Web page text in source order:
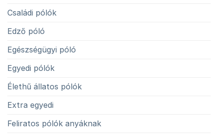
Családi pólók
Edző póló
Egészségügyi póló
Egyedi pólók
Élethű állatos pólók
Extra egyedi
Feliratos pólók anyáknak